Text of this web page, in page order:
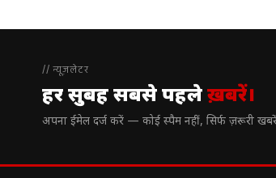
// न्यूज़लेटर
हर सुबह सबसे पहलेख़बरें।
अपना ईमेल दर्ज करें — कोई स्पैम नहीं, सिर्फ ज़रूरी